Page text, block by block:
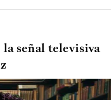
la señal televisiva